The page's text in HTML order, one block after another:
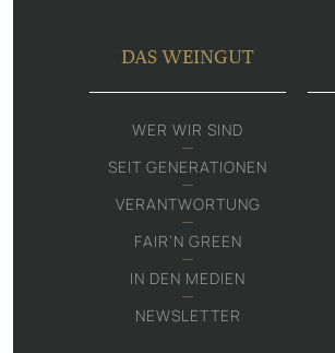
DAS WEINGUT
WER WIR SIND
SEIT GENERATIONEN
VERANTWORTUNG
FAIR‘N GREEN
IN DEN MEDIEN
NEWSLETTER